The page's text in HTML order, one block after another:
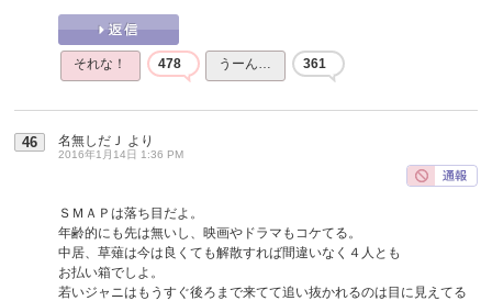
それな！ 478 うーん… 361
46 名無しだＪ より
2016年1月14日 1:36 PM
ＳＭＡＰは落ち目だよ。
年齢的にも先は無いし、映画やドラマもコケてる。
中居、草薙は今は良くても解散すれば間違いなく４人とも
お払い箱でしよ。
若いジャニはもうすぐ後ろまで来てて追い抜かれるのは目に見えてる